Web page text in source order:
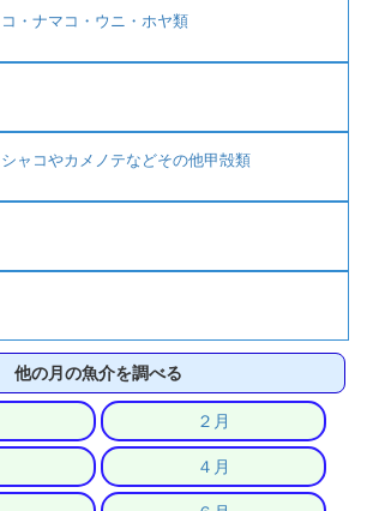
・ナマコ・ウニ・ホヤ類
ャコやカメノテなどその他甲殻類
他の月の魚介を調べる
２月
４月